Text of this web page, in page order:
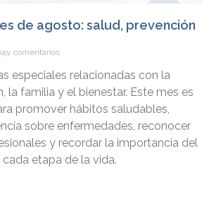
de agosto: salud, prevención
comentarios
especiales relacionadas con la
la familia y el bienestar. Este mes es
promover hábitos saludables,
sobre enfermedades, reconocer
y recordar la importancia del
etapa de la vida.